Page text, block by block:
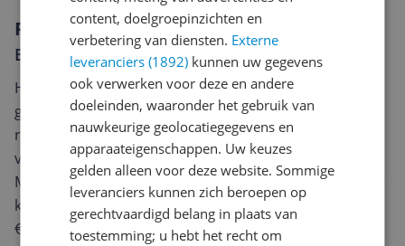
Reviews
Er zijn nog geen reviews geschreven
Heb jij dit product in bezit en wil je graag je mening
geven? Start dan hieronder met het schrijven van je
review. Afhankelijk van de details duurt het schrijven
van een review gemiddeld tussen de 3 en 10 minuten.
Met jouw mening help je andere bezoekers een betere
keuze te maken én maak je iedere maand kans op
€250,-!
Klik hier voor de actievoorwaarden.
content, doelgroepinzichten en
verbetering van diensten. Externe
leveranciers (1892) kunnen uw gegevens
ook verwerken voor deze en andere
doeleinden, waaronder het gebruik van
nauwkeurige geolocatiegegevens en
apparaateigenschappen. Uw keuzes
gelden alleen voor deze website. Sommige
leveranciers kunnen zich beroepen op
gerechtvaardigd belang in plaats van
toestemming; u hebt het recht om